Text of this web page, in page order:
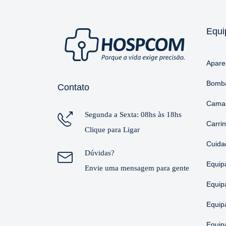
Contato
Segunda a Sexta: 08hs às 18hs
Clique para Ligar
Dúvidas?
Envie uma mensagem para gente